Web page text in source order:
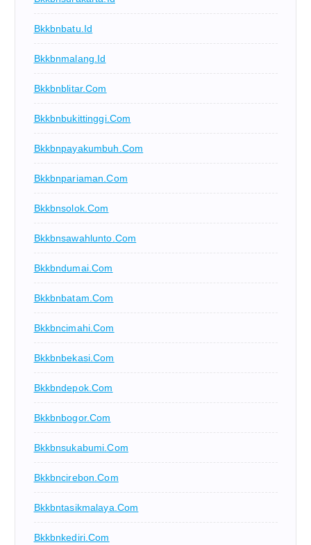
Bkkbnbatu.id
Bkkbnmalang.id
Bkkbnblitar.com
Bkkbnbukittinggi.com
Bkkbnpayakumbuh.com
Bkkbnpariaman.com
Bkkbnsolok.com
Bkkbnsawahlunto.com
Bkkbndumai.com
Bkkbnbatam.com
Bkkbncimahi.com
Bkkbnbekasi.com
Bkkbndepok.com
Bkkbnbogor.com
Bkkbnsukabumi.com
Bkkbncirebon.com
Bkkbntasikmalaya.com
Bkkbnkediri.com